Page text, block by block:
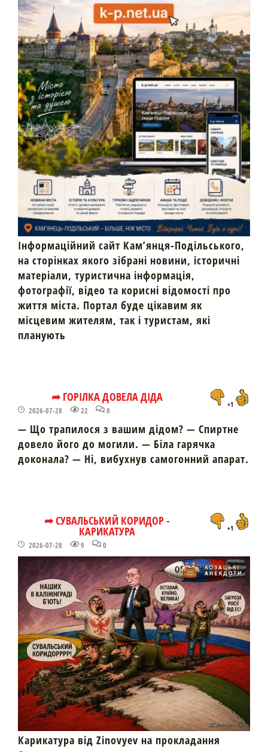
Інформаційний сайт Кам’янця-Подільського,
на сторінках якого зібрані новини, історичні
матеріали, туристична інформація,
фотографії, відео та корисні відомості про
життя міста. Портал буде цікавим як
місцевим жителям, так і туристам, які
планують
➦ ГОРІЛКА ДОВЕЛА ДІДА
2026-07-28 22 0
+1
— Що трапилося з вашим дідом? — Спиртне
довело його до могили. — Біла гарячка
доконала? — Ні, вибухнув самогонний апарат.
➦ СУВАЛЬСЬКИЙ КОРИДОР -
КАРИКАТУРА
2026-07-28 9 0
+1
Карикатура від Zinovyev на прокладання